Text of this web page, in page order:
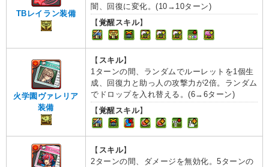
TBレイラン装備
闇、回復に変化。(10→10ターン)
【覚醒スキル】
火学園ヴァレリア
装備
【 スキル】
1ターンの間、ランダムでルーレットを1個生
成、回復力と助っ人の攻撃力が2倍。ランダム
でドロップを入れ替える。(6→6ターン)
【覚醒スキル】
【 スキル】
2ターンの間、ダメージを無効化。5ターンの